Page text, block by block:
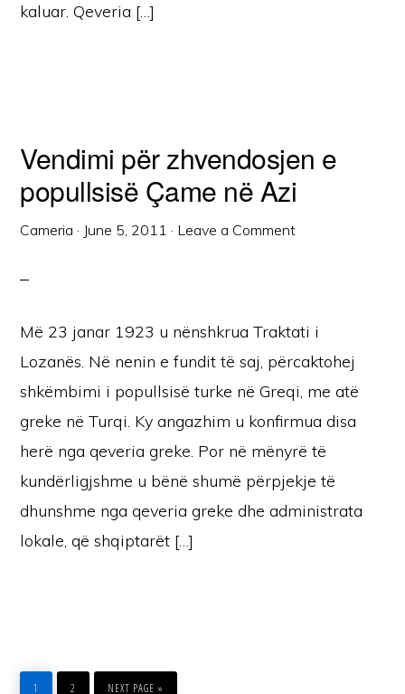
kaluar. Qeveria […]
Vendimi për zhvendosjen e
popullsisë Çame në Azi
Cameria · June 5, 2011 · Leave a Comment
Më 23 janar 1923 u nënshkrua Traktati i
Lozanës. Në nenin e fundit të saj, përcaktohej
shkëmbimi i popullsisë turke në Greqi, me atë
greke në Turqi. Ky angazhim u konfirmua disa
herë nga qeveria greke. Por në mënyrë të
kundërligjshme u bënë shumë përpjekje të
dhunshme nga qeveria greke dhe administrata
lokale, që shqiptarët […]
PAGE
1
PAGE
2
GO
TO
NEXT PAGE »